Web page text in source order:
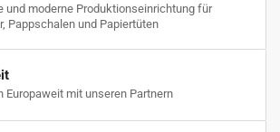
und moderne Produktionseinrichtung für
Pappschalen und Papiertüten
Europaweit mit unseren Partnern